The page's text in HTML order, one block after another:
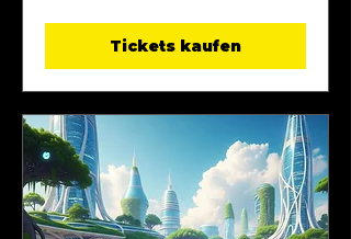
Tickets kaufen